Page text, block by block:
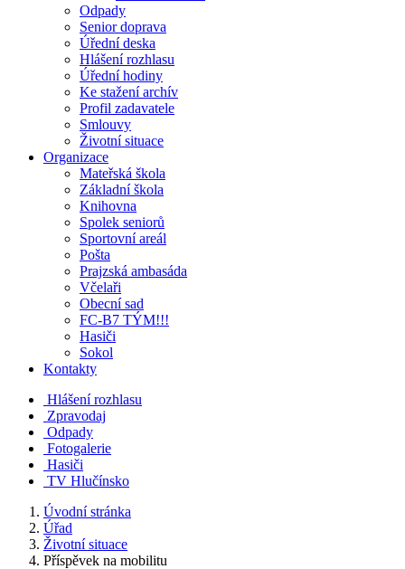
Odpady
Senior doprava
Úřední deska
Hlášení rozhlasu
Úřední hodiny
Ke stažení archív
Profil zadavatele
Smlouvy
Životní situace
Organizace
Mateřská škola
Základní škola
Knihovna
Spolek seniorů
Sportovní areál
Pošta
Prajzská ambasáda
Včelaři
Obecní sad
FC-B7 TÝM!!!
Hasiči
Sokol
Kontakty
Hlášení rozhlasu
Zpravodaj
Odpady
Fotogalerie
Hasiči
TV Hlučínsko
Úvodní stránka
Úřad
Životní situace
Příspěvek na mobilitu